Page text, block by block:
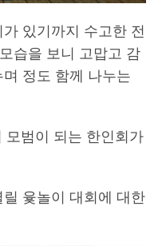
있기까지 수고한 전
습을 보니 고맙고 감
정도 함께 나누는
모범이 되는 한인회가
윷놀이 대회에 대한